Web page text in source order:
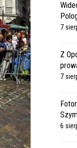
7
Z
7
6